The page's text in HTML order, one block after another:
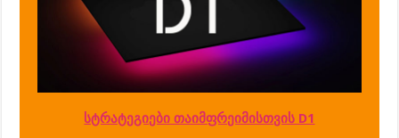
სტრატეგიები თაიმფრეიმისთვის D1